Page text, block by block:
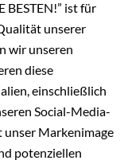
BESTEN!” ist für
unserer
wir unseren
diese
einschließlich
Social-Media-
unser Markenimage
potenziellen